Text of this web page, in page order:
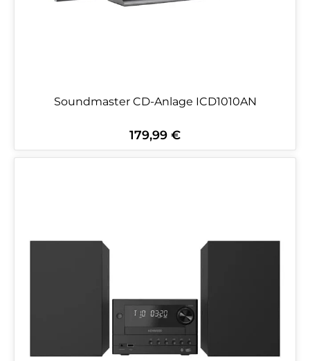
Soundmaster CD-Anlage ICD1010AN
Regulärer Preis:
179,99 €